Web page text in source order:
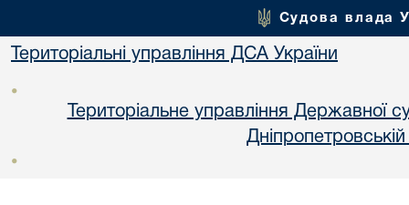
Судова влада
Територіальні управління ДСА України
•
Територіальне управління Державної
•